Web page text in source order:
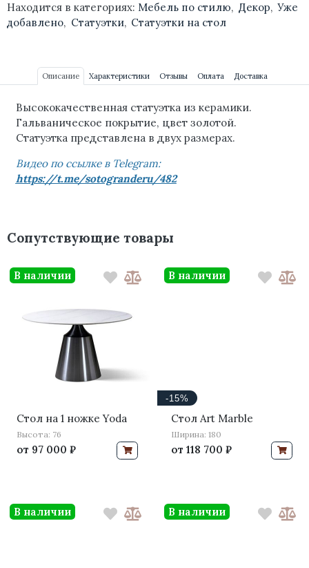
Находится в категориях: Мебель по стилю, Декор, Уже
добавлено, Статуэтки, Статуэтки на стол
Описание Характеристики Отзывы Оплата Доставка
Высококачественная статуэтка из керамики.
Гальваническое покрытие, цвет золотой.
Статуэтка представлена в двух размерах.
Видео по ссылке в Telegram:
https://t.me/sotogranderu/482
Сопутствующие товары
Стол на 1 ножке Yoda
Высота: 76
от 97 000 ₽
В наличии
-15%
Стол Art Marble
Ширина: 180
от 118 700 ₽
В наличии
В наличии В наличии